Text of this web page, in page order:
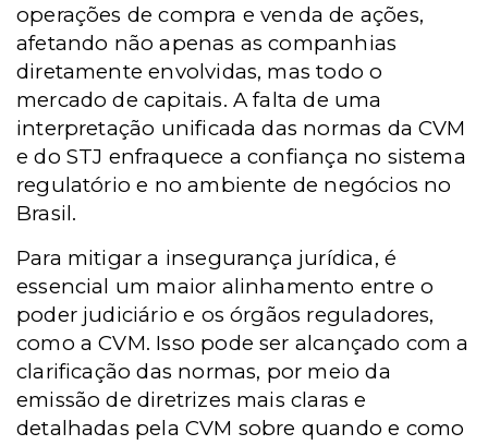
operações de compra e venda de ações,
afetando não apenas as companhias
diretamente envolvidas, mas todo o
mercado de capitais. A falta de uma
interpretação unificada das normas da CVM
e do STJ enfraquece a confiança no sistema
regulatório e no ambiente de negócios no
Brasil.
Para mitigar a insegurança jurídica, é
essencial um maior alinhamento entre o
poder judiciário e os órgãos reguladores,
como a CVM. Isso pode ser alcançado com a
clarificação das normas, por meio da
emissão de diretrizes mais claras e
detalhadas pela CVM sobre quando e como